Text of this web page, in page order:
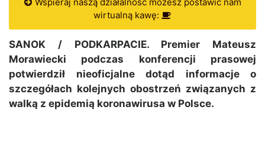
wirtualną kawę:
SANOK / PODKARPACIE. Premier Mateusz
Morawiecki podczas konferencji prasowej
potwierdził nieoficjalne dotąd informacje o
szczegółach kolejnych obostrzeń związanych z
walką z epidemią koronawirusa w Polsce.